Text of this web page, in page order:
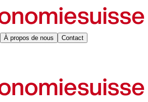
À propos de nous Contact